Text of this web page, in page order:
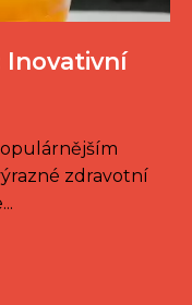
Inovativní
zdravotní